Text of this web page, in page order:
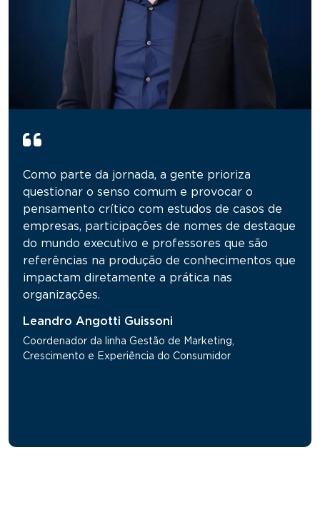
Como parte da jornada, a gente prioriza
questionar o senso comum e provocar o
pensamento crítico com estudos de casos de
empresas, participações de nomes de destaque
do mundo executivo e professores que são
referências na produção de conhecimentos que
impactam diretamente a prática nas
organizações.
Leandro Angotti Guissoni
Coordenador da linha Gestão de Marketing,
Crescimento e Experiência do Consumidor